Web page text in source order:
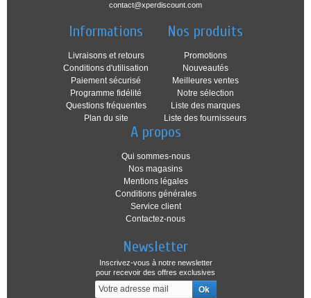
contact@xperdiscount.com
Informations
Livraisons et retours
Conditions d'utilisation
Paiement sécurisé
Programme fidélité
Questions fréquentes
Plan du site
Nos produits
Promotions
Nouveautés
Meilleures ventes
Notre sélection
Liste des marques
Liste des fournisseurs
A propos
Qui sommes-nous
Nos magasins
Mentions légales
Conditions générales
Service client
Contactez-nous
Newsletter
Inscrivez-vous à notre newsletter
pour recevoir des offres exclusives